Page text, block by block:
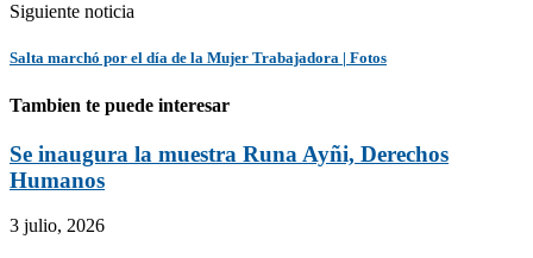
Siguiente noticia
Salta marchó por el día de la Mujer Trabajadora | Fotos
Tambien te puede interesar
Se inaugura la muestra Runa Ayñi, Derechos
Humanos
3 julio, 2026